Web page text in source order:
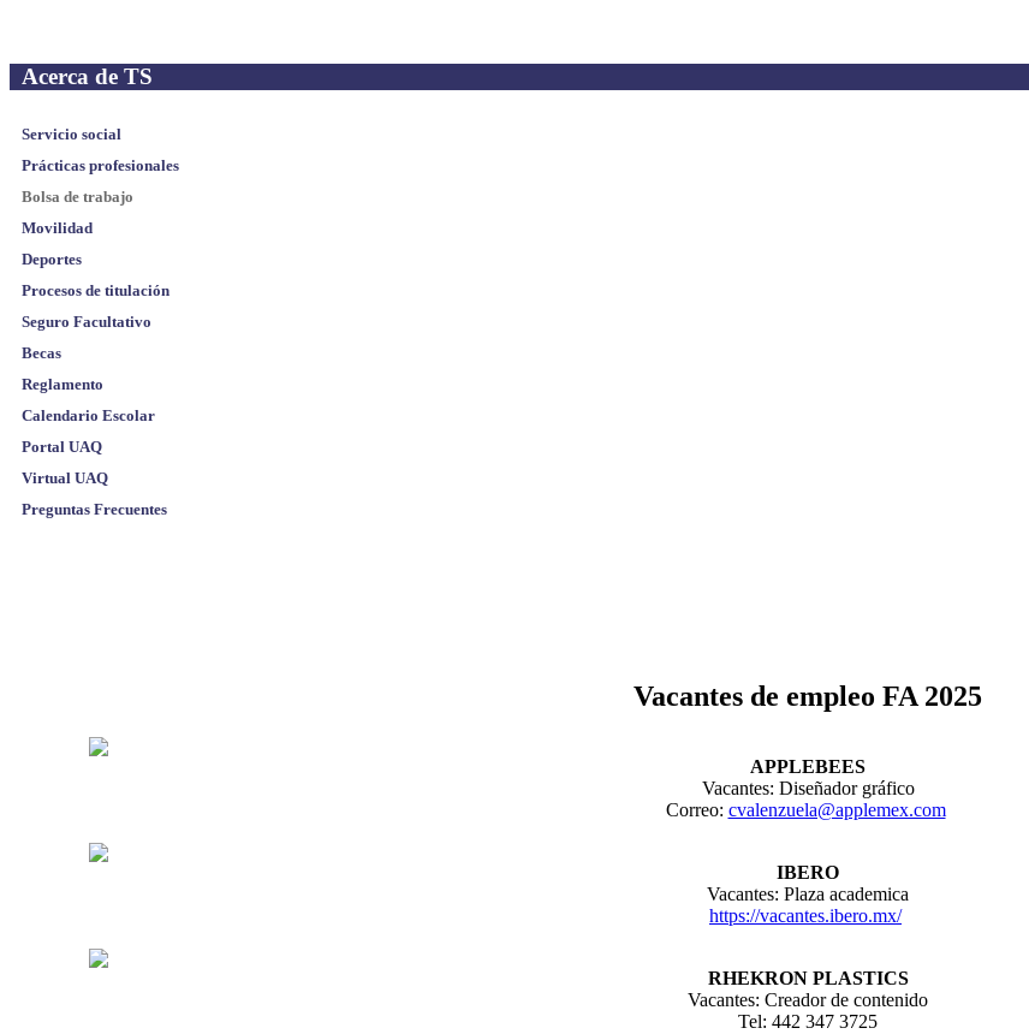
Acerca de TS
Servicio social
Prácticas profesionales
Bolsa de trabajo
Movilidad
Deportes
Procesos de titulación
Seguro Facultativo
Becas
Reglamento
Calendario Escolar
Portal UAQ
Virtual UAQ
Preguntas Frecuentes
Vacantes de empleo FA 2025
APPLEBEES
Vacantes: Diseñador gráfico
Correo: cvalenzuela@applemex.com
IBERO
Vacantes: Plaza academica
https://vacantes.ibero.mx/
RHEKRON PLASTICS
Vacantes: Creador de contenido
Tel: 442 347 3725